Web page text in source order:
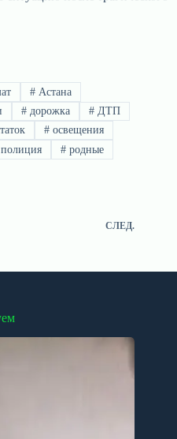
# Астана
# дорожка # ДТП
# освещения
полиция # родные
СЛЕД.